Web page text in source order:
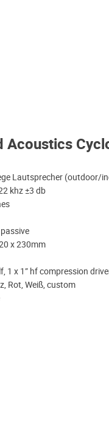
Acoustics
Lautsprecher (outdoor/
khz ±3 db
x 230mm
1 x 1” hf compression
Rot, Weiß, custom